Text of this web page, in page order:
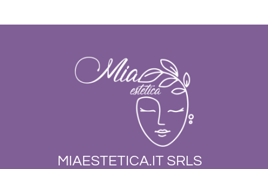
MIAESTETICA.IT SRLS